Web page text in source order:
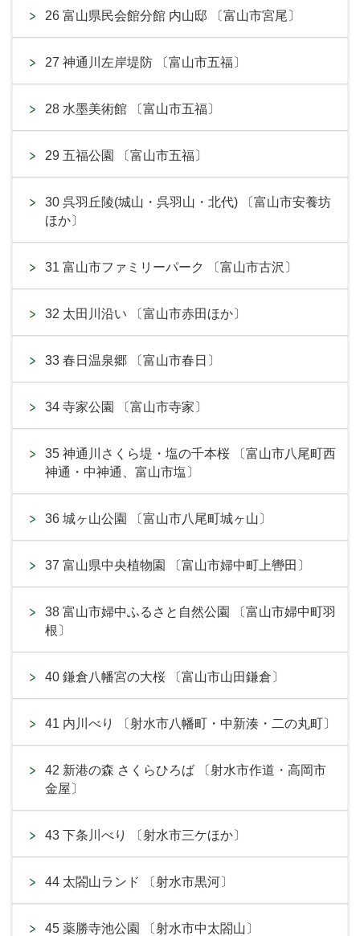
26 富山県民会館分館 内山邸 〔富山市宮尾〕
27 神通川左岸堤防 〔富山市五福〕
28 水墨美術館 〔富山市五福〕
29 五福公園 〔富山市五福〕
30 呉羽丘陵(城山・呉羽山・北代) 〔富山市安養坊
ほか〕
31 富山市ファミリーパーク 〔富山市古沢〕
32 太田川沿い 〔富山市赤田ほか〕
33 春日温泉郷 〔富山市春日〕
34 寺家公園 〔富山市寺家〕
35 神通川さくら堤・塩の千本桜 〔富山市八尾町西
神通・中神通、富山市塩〕
36 城ヶ山公園 〔富山市八尾町城ヶ山〕
37 富山県中央植物園 〔富山市婦中町上轡田〕
38 富山市婦中ふるさと自然公園 〔富山市婦中町羽
根〕
40 鎌倉八幡宮の大桜 〔富山市山田鎌倉〕
41 内川べり 〔射水市八幡町・中新湊・二の丸町〕
42 新港の森 さくらひろば 〔射水市作道・高岡市
金屋〕
43 下条川べり 〔射水市三ケほか〕
44 太閤山ランド 〔射水市黒河〕
45 薬勝寺池公園 〔射水市中太閤山〕